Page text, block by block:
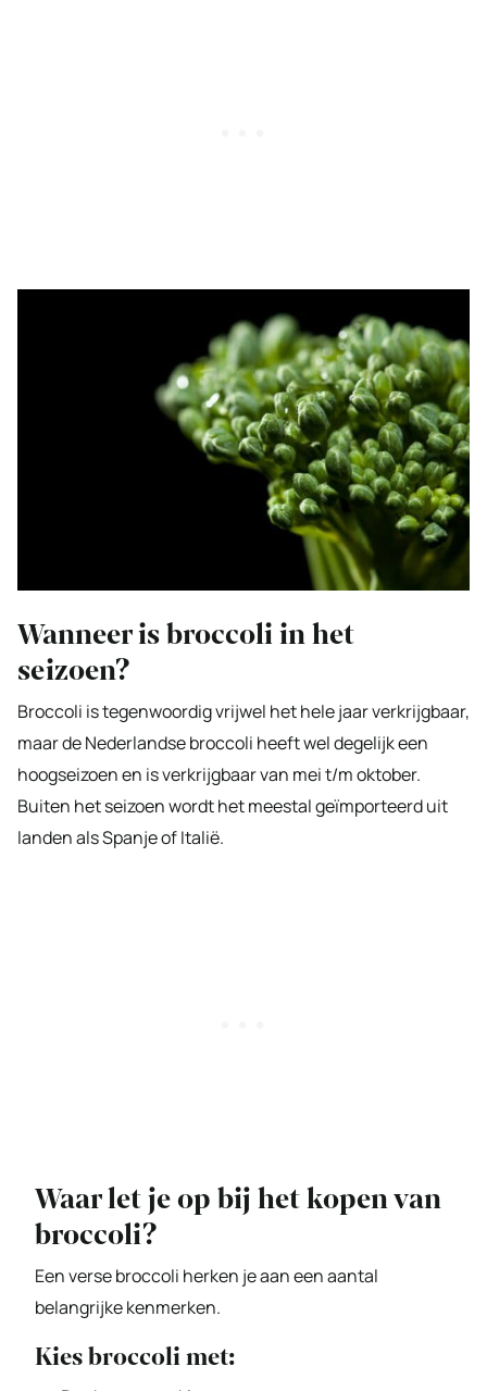
Wanneer is broccoli in het
seizoen?
Broccoli is tegenwoordig vrijwel het hele jaar verkrijgbaar,
maar de Nederlandse broccoli heeft wel degelijk een
hoogseizoen en is verkrijgbaar van mei t/m oktober.
Buiten het seizoen wordt het meestal geïmporteerd uit
landen als Spanje of Italië.
Waar let je op bij het kopen van
broccoli?
Een verse broccoli herken je aan een aantal
belangrijke kenmerken.
Kies broccoli met: